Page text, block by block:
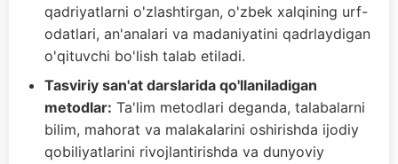
qadriyatlarni o'zlashtirgan, o'zbek xalqining urf-
odatlari, an'analari va madaniyatini qadrlaydigan
o'qituvchi bo'lish talab etiladi.
Tasviriy san'at darslarida qo'llaniladigan
metodlar: Ta'lim metodlari deganda, talabalarni
bilim, mahorat va malakalarini oshirishda ijodiy
qobiliyatlarini rivojlantirishda va dunyoviy